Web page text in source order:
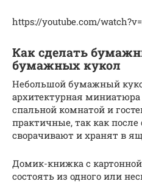
https://youtube.com/
Как сделать
бумажных кукол
Небольшой бумажный
архитектурная
спальной комнатой и
практичные, так как
сворачивают и хранят в
Домик-книжка с
состоять из одного или